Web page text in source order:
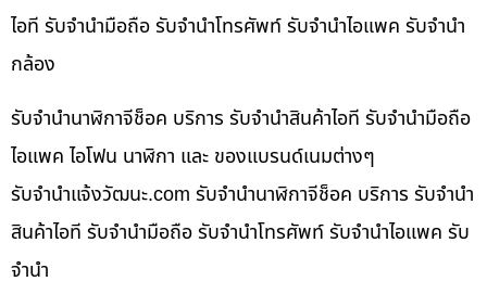
ไอที รับจำนำมือถือ รับจำนำโทรศัพท์ รับจำนำไอแพค รับจำนำ
กล้อง
รับจำนำนาฬิกาจีช็อค บริการ รับจำนำสินค้าไอที รับจำนำมือถือ
ไอแพค ไอโฟน นาฬิกา และ ของแบรนด์เนมต่างๆ
รับจํานําแจ้งวัฒนะ.com รับจำนำนาฬิกาจีช็อค บริการ รับจำนำ
สินค้าไอที รับจำนำมือถือ รับจำนำโทรศัพท์ รับจำนำไอแพค รับ
จำนำ